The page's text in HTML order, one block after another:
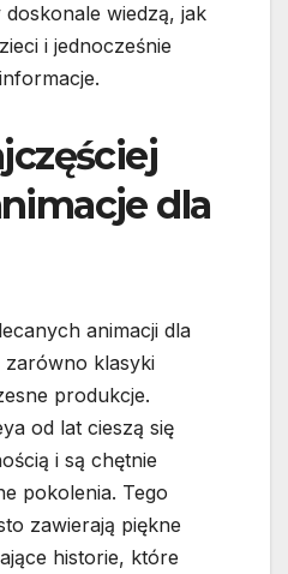
wiedzą, jak
i jednocześnie
dla
animacji dla
zarówno klasyki
produkcje.
od lat cieszą się
i są chętnie
pokolenia. Tego
zawierają piękne
historie, które